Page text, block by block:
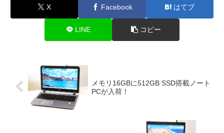
X Facebook はてブ
LINE コピー
メモリ16GBに512GB SSD搭載ノート
PCが入荷！